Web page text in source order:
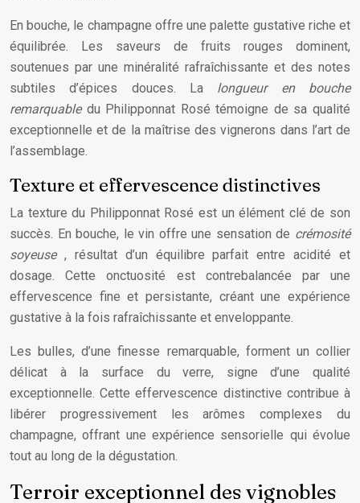
En bouche, le champagne offre une palette gustative riche et
équilibrée. Les saveurs de fruits rouges dominent,
soutenues par une minéralité rafraîchissante et des notes
subtiles d’épices douces. La longueur en bouche
remarquable du Philipponnat Rosé témoigne de sa qualité
exceptionnelle et de la maîtrise des vignerons dans l’art de
l’assemblage.
Texture et effervescence distinctives
La texture du Philipponnat Rosé est un élément clé de son
succès. En bouche, le vin offre une sensation de crémosité
soyeuse , résultat d’un équilibre parfait entre acidité et
dosage. Cette onctuosité est contrebalancée par une
effervescence fine et persistante, créant une expérience
gustative à la fois rafraîchissante et enveloppante.
Les bulles, d’une finesse remarquable, forment un collier
délicat à la surface du verre, signe d’une qualité
exceptionnelle. Cette effervescence distinctive contribue à
libérer progressivement les arômes complexes du
champagne, offrant une expérience sensorielle qui évolue
tout au long de la dégustation.
Terroir exceptionnel des vignobles